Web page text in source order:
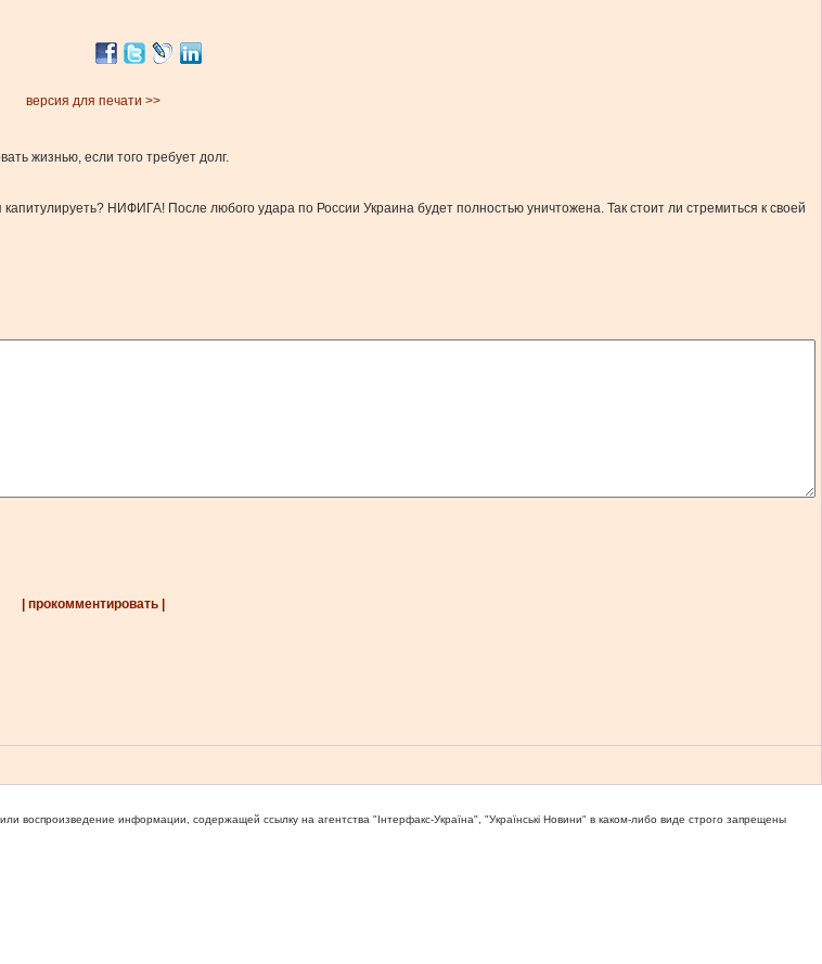
версия для печати >>
жизнью, если того требует долг.
НИФИГА! После любого удара по России Украина будет полностью уничтожена. Так стоит ли стремиться к своей
| прокомментировать |
воспроизведение информации, содержащей ссылку на агентства "Iнтерфакс-Україна", "Українськi Новини" в каком-либо виде строго запрещены